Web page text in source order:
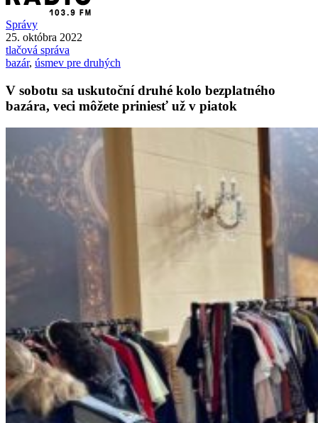
Správy
25. októbra 2022
tlačová správa
bazár, úsmev pre druhých
V sobotu sa uskutoční druhé kolo bezplatného
bazára, veci môžete priniesť už v piatok